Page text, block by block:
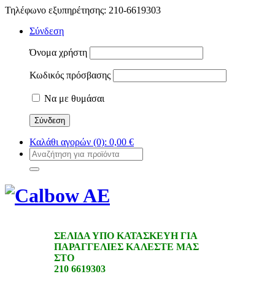
Τηλέφωνο εξυπηρέτησης: 210-6619303
Σύνδεση
Όνομα χρήστη
Κωδικός πρόσβασης
Να με θυμάσαι
Καλάθι αγορών (0): 0,00 €
ΣΕΛΙΔΑ ΥΠΟ ΚΑΤΑΣΚΕΥΗ ΓΙΑ
ΠΑΡΑΓΓΕΛΙΕΣ ΚΑΛΕΣΤΕ ΜΑΣ
ΣΤΟ
210 6619303